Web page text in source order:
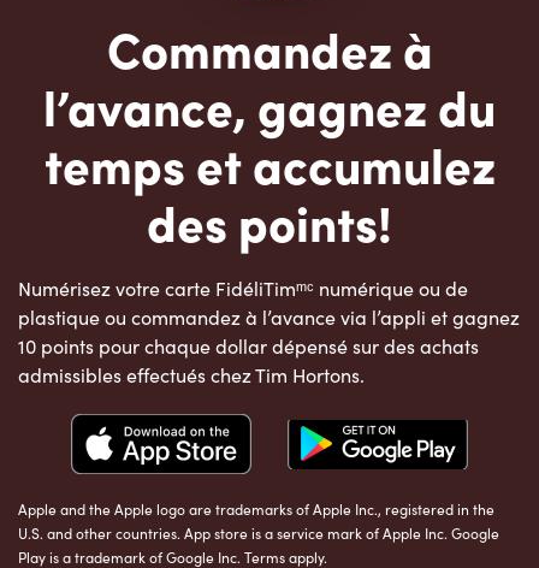
Commandez à
l’avance, gagnez du
temps et accumulez
des points!
Numérisez votre carte FidéliTimᵐᶜ numérique ou de
plastique ou commandez à l’avance via l’appli et gagnez
10 points pour chaque dollar dépensé sur des achats
admissibles effectués chez Tim Hortons.
Apple and the Apple logo are trademarks of Apple Inc., registered in the
U.S. and other countries. App store is a service mark of Apple Inc. Google
Play is a trademark of Google Inc. Terms apply.